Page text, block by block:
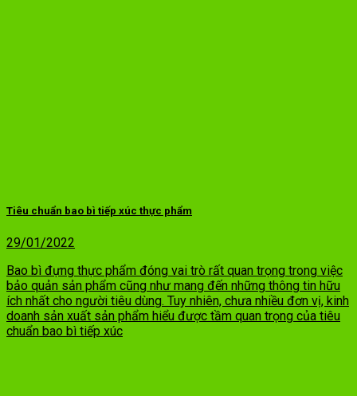
Tiêu chuẩn bao bì tiếp xúc thực phẩm
29/01/2022
Bao bì đựng thực phẩm đóng vai trò rất quan trọng trong việc
bảo quản sản phẩm cũng như mang đến những thông tin hữu
ích nhất cho người tiêu dùng. Tuy nhiên, chưa nhiều đơn vị, kinh
doanh sản xuất sản phẩm hiểu được tầm quan trọng của tiêu
chuẩn bao bì tiếp xúc